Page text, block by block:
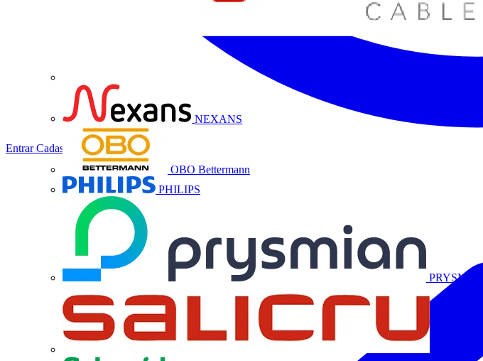
NEXANS
OBO Bettermann
PHILIPS
PRYSMIAN
EntrarCadastrar